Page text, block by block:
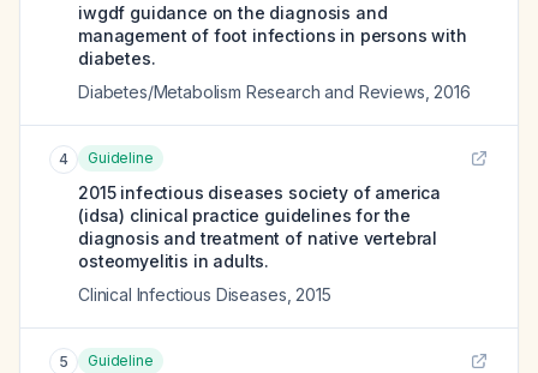
iwgdf guidance on the diagnosis and
management of foot infections in persons with
diabetes.
Diabetes/Metabolism Research and Reviews 2016
4 Guideline
2015 infectious diseases society of america
(idsa) clinical practice guidelines for the
diagnosis and treatment of native vertebral
osteomyelitis in adults.
Clinical Infectious Diseases 2015
5 Guideline